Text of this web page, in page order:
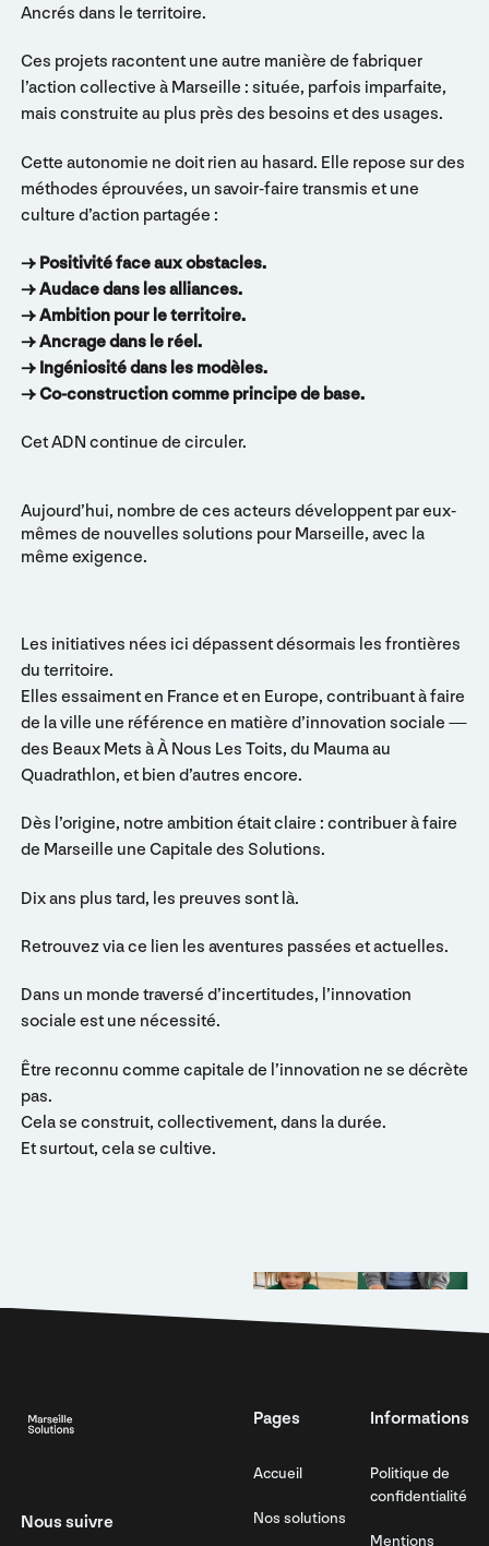
Ancrés dans le territoire.
Ces projets racontent une autre manière de fabriquer
l’action collective à Marseille : située, parfois imparfaite,
mais construite au plus près des besoins et des usages.
Cette autonomie ne doit rien au hasard. Elle repose sur des
méthodes éprouvées, un savoir-faire transmis et une
culture d’action partagée :
→ Positivité face aux obstacles.
→ Audace dans les alliances.
→ Ambition pour le territoire.
→ Ancrage dans le réel.
→ Ingéniosité dans les modèles.
→ Co-construction comme principe de base.
Cet ADN continue de circuler.
Aujourd’hui, nombre de ces acteurs développent par eux-
mêmes de nouvelles solutions pour Marseille, avec la
même exigence.
Les initiatives nées ici dépassent désormais les frontières
du territoire.
Elles essaiment en France et en Europe, contribuant à faire
de la ville une référence en matière d’innovation sociale —
des Beaux Mets à À Nous Les Toits, du Mauma au
Quadrathlon, et bien d’autres encore.
Dès l’origine, notre ambition était claire : contribuer à faire
de Marseille une Capitale des Solutions.
Dix ans plus tard, les preuves sont là.
Retrouvez via ce lien les aventures passées et actuelles.
Dans un monde traversé d’incertitudes, l’innovation
sociale est une nécessité.
Être reconnu comme capitale de l’innovation ne se décrète
pas.
Cela se construit, collectivement, dans la durée.
Et surtout, cela se cultive.
Nous suivre
Pages
Accueil
Nos solutions
Informations
Politique de
confidentialité
Mentions